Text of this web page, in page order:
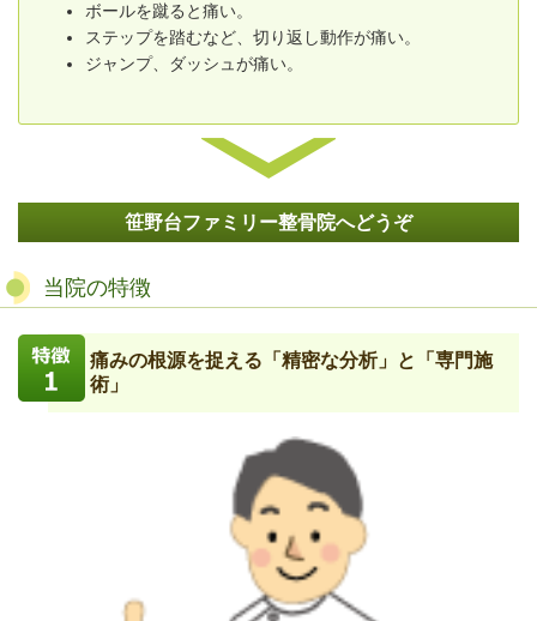
ボールを蹴ると痛い。
ステップを踏むなど、切り返し動作が痛い。
ジャンプ、ダッシュが痛い。
笹野台ファミリー整骨院へどうぞ
当院の特徴
痛みの根源を捉える「精密な分析」と「専門施
術」